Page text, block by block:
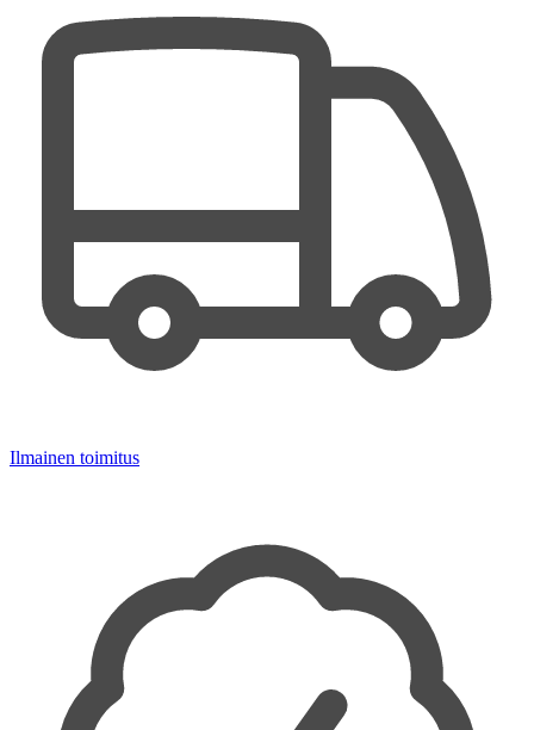
Ilmainen toimitus